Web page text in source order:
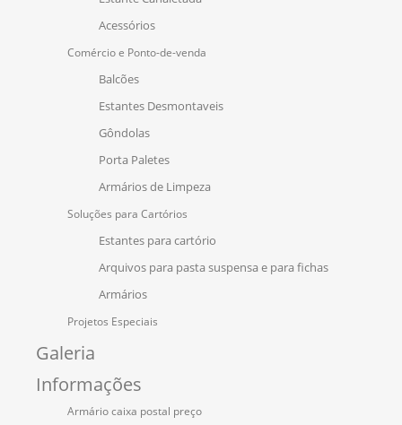
Acessórios
Comércio e Ponto-de-venda
Balcões
Estantes Desmontaveis
Gôndolas
Porta Paletes
Armários de Limpeza
Soluções para Cartórios
Estantes para cartório
Arquivos para pasta suspensa e para fichas
Armários
Projetos Especiais
Galeria
Informações
Armário caixa postal preço